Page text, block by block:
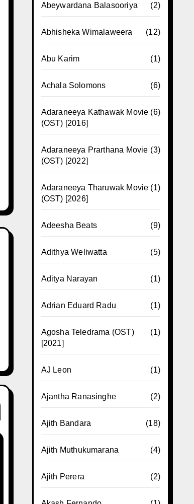
Abeywardana Balasooriya (2)
Abhisheka Wimalaweera (12)
Abu Karim (1)
Achala Solomons (6)
Adaraneeya Kathawak Movie
(OST) [2016]
(6)
Adaraneeya Prarthana Movie
(OST) [2022]
(3)
Adaraneeya Tharuwak Movie
(OST) [2026]
(1)
Adeesha Beats (9)
Adithya Weliwatta (5)
Aditya Narayan (1)
Adrian Eduard Radu (1)
Agosha Teledrama (OST)
[2021]
(1)
AJ Leon (1)
Ajantha Ranasinghe (2)
Ajith Bandara (18)
Ajith Muthukumarana (4)
Ajith Perera (2)